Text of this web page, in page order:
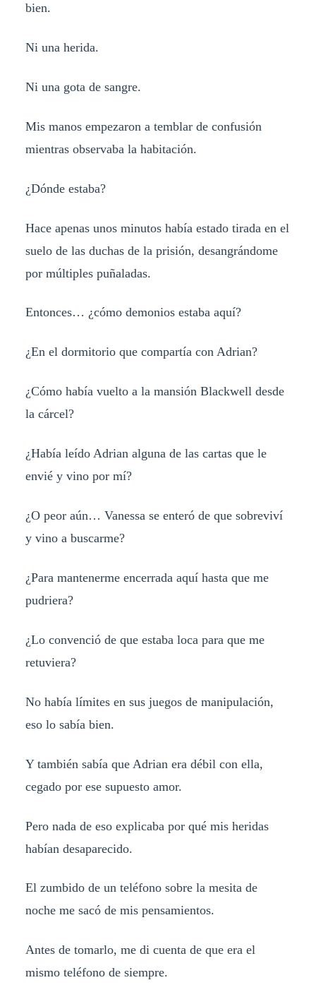
bien.
Ni una herida.
Ni una gota de sangre.
Mis manos empezaron a temblar de confusión
mientras observaba la habitación.
¿Dónde estaba?
Hace apenas unos minutos había estado tirada en el
suelo de las duchas de la prisión, desangrándome
por múltiples puñaladas.
Entonces… ¿cómo demonios estaba aquí?
¿En el dormitorio que compartía con Adrian?
¿Cómo había vuelto a la mansión Blackwell desde
la cárcel?
¿Había leído Adrian alguna de las cartas que le
envié y vino por mí?
¿O peor aún… Vanessa se enteró de que sobreviví
y vino a buscarme?
¿Para mantenerme encerrada aquí hasta que me
pudriera?
¿Lo convenció de que estaba loca para que me
retuviera?
No había límites en sus juegos de manipulación,
eso lo sabía bien.
Y también sabía que Adrian era débil con ella,
cegado por ese supuesto amor.
Pero nada de eso explicaba por qué mis heridas
habían desaparecido.
El zumbido de un teléfono sobre la mesita de
noche me sacó de mis pensamientos.
Antes de tomarlo, me di cuenta de que era el
mismo teléfono de siempre.